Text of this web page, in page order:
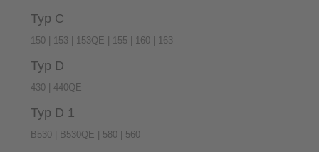
Typ C
150 | 153 | 153QE | 155 | 160 | 163
Typ D
430 | 440QE
Typ D 1
B530 | B530QE | 580 | 560